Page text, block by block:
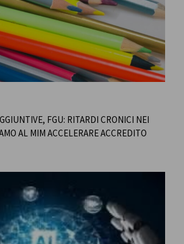
FGU: RITARDI CRONICI NEI
AL MIM ACCELERARE ACCREDITO